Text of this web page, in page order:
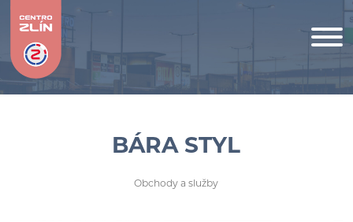
BÁRA STYL
Obchody a služby